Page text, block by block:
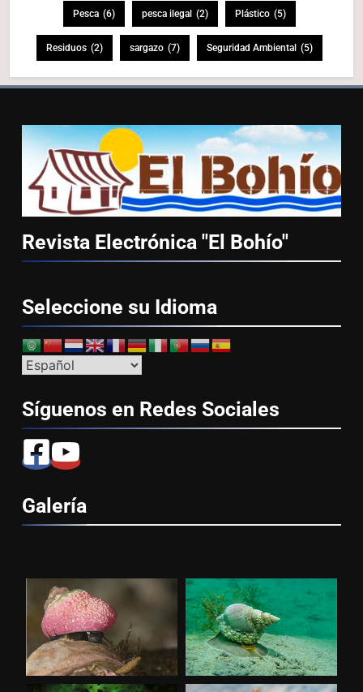
Pesca (6) pesca ilegal (2) Plástico (5)
Residuos (2) sargazo (7) Seguridad Ambiental (5)
Revista Electrónica "El Bohío"
Seleccione su Idioma
Síguenos en Redes Sociales
Galería